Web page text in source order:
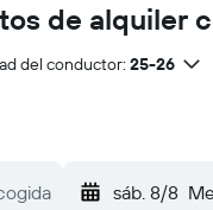
de alquiler
del conductor: 25-26
sáb. 8/8